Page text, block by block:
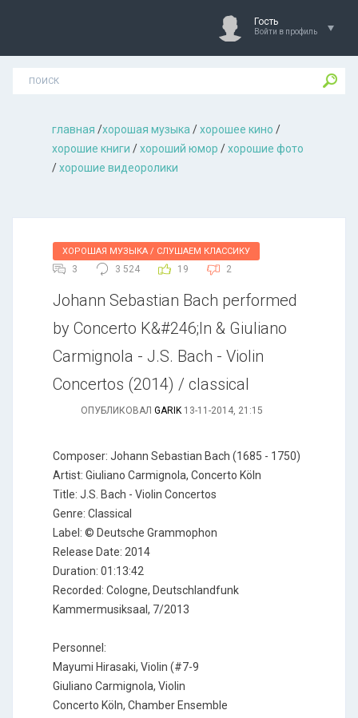
Гость
Войти в профиль
главная /хорошая музыкa /хорошее кино /
хорошие книги /хороший юмор /хорошие фото
/хорошие видеоролики
ХОРОШАЯ МУЗЫКА / СЛУШАЕМ КЛАССИКУ
3 3 524 19 2
Johann Sebastian Bach performed
by Concerto K&#246;ln & Giuliano
Carmignola - J.S. Bach - Violin
Concertos (2014) / classical
ОПУБЛИКОВАЛ GARIK 13-11-2014, 21:15
Сomposer: Johann Sebastian Bach (1685 - 1750)
Artist: Giuliano Carmignola, Concerto Köln
Title: J.S. Bach - Violin Concertos
Genre: Classical
Label: © Deutsche Grammophon
Release Date: 2014
Duration: 01:13:42
Recorded: Cologne, Deutschlandfunk
Kammermusiksaal, 7/2013
Personnel:
Mayumi Hirasaki, Violin (#7-9
Giuliano Carmignola, Violin
Concerto Köln, Chamber Ensemble